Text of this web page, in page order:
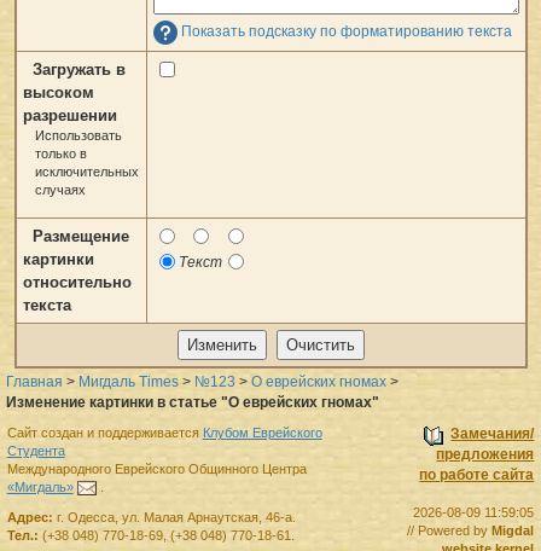
Показать подсказку по форматированию текста
Загружать в
высоком
разрешении
Использовать
только в
исключительных
случаях
Размещение
картинки
относительно
текста
Текст
Главная > Мигдаль Times > №123 > О еврейских гномах >
Изменение картинки в статье "О еврейских гномах"
Замечания/
предложения
по работе сайта
2026-08-09 11:59:05
// Powered by Migdal
Сайт создан и поддерживается Клубом Еврейского
Студента
Международного Еврейского Общинного Центра
«Мигдаль»
Адрес: г. Одесса, ул. Малая Арнаутская, 46-а.
Тел.: (+38 048) 770-18-69, (+38 048) 770-18-61